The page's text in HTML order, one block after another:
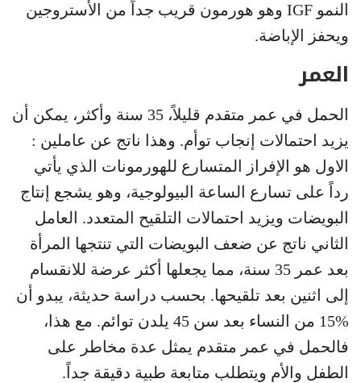
النمو IGF وهو هورمون قريب جداً من الأستروجين
ويحفز الإباضة.
العمر
الحمل في عمر متقدم قليلاً، 35 سنة وأكثر، يمكن أن
يزيد احتمالات إنجاب توأم. وهذا ناتج عن عاملين :
الاول هو الإفراز المتسارع للهورمونات الذي يأتي
رداً على تسارع الساعة البيولوجية، وهو يشجع إنتاج
البويضات ويزيد احتمالات التلقيح المتعدد. العامل
الثاني ناتج عن ضعف البويضات التي تنتجها المرأة
بعد عمر 35 سنة، مما يجعلها أكثر عرضة للانقسام
إلى اثنين بعد تلقيحها. بحسب دراسة حديثة، يبدو أن
%15 من النساء بعد سن 45 يلدن توائم. مع هذا،
فالحمل في عمر متقدم يمثل عدة مخاطر على
الطفل والأم ويتطلب متابعة طبية دقيقة جداً.